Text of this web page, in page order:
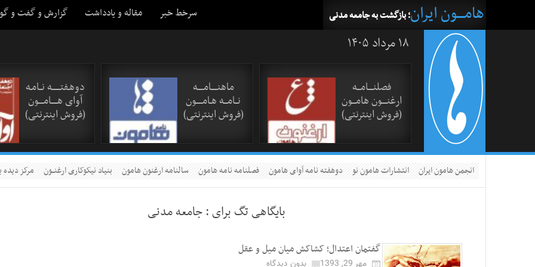
سرخط خبر مقاله و یادداشت گزارش و گفت و گو هامــــون ایران؛ بازگشت به جامعه مدنی
۱۸ مرداد ۱۴۰۵
فصلنــــامـــه
ارغنــــون هامـــون
(فروش اینترنتی)
ماهنـــــامـــــه
نــامـــه هـامـــــون
(فروش اینترنتی)
دوهـفتـــــــه نــامـه
آوای هـــــامــــون
(فروش اینترنتی)
انجمن هامون ایران انتشارات هامون نو دوهفته نامه آوای هامون فصلنامه نامه هامون سالنامه ارغنون هامون بنیاد نیکوکاری ارغنــون مرکز
بایگاهی تگ برای :جامعه مدنی
گفتمان اعتدال؛ کشاکش میان میل و عقل
مهر 29, 1393
بدون دیدگاه